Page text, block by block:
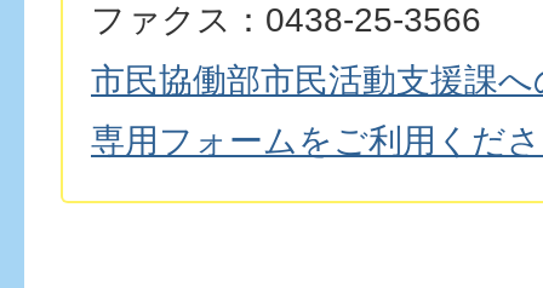
ファクス：0438-25-3566
市民協働部市民活動支援課
専用フォームをご利用くだ